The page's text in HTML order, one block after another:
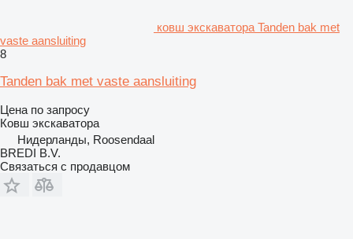
ковш экскаватора Tanden bak met
vaste aansluiting
8
Tanden bak met vaste aansluiting
Цена по запросу
Ковш экскаватора
Нидерланды, Roosendaal
BREDI B.V.
Связаться с продавцом